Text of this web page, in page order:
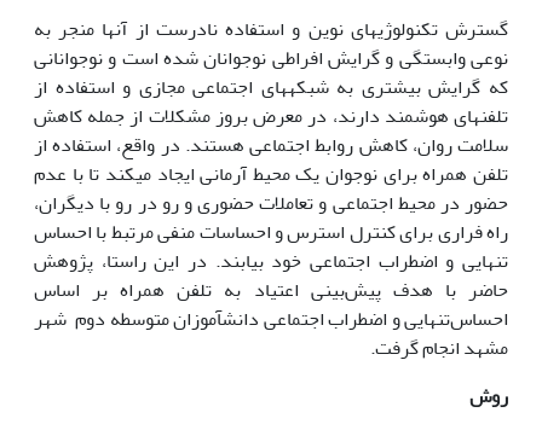
گسترش تکنولوژی­های نوین و استفاده نادرست از آنها منجر به
نوعی وابستگی و گرایش افراطی نوجوانان شده است و نوجوانانی
که گرایش بیشتری به شبکه­های اجتماعی مجازی و استفاده از
تلفن­های هوشمند دارند، در معرض بروز مشکلات از جمله کاهش
سلامت روان، کاهش روابط اجتماعی هستند. در واقع، استفاده از
تلفن همراه برای نوجوان یک محیط آرمانی ایجاد می­کند تا با عدم
حضور در محیط اجتماعی و تعاملات حضوری و رو در رو با دیگران،
راه فراری برای کنترل استرس و احساسات منفی مرتبط با احساس
تنهایی و اضطراب اجتماعی خود بیابند. در این راستا، پژوهش
حاضر با هدف پیش‌بینی اعتیاد به تلفن همراه بر اساس
احساس‌تنهایی و اضطراب اجتماعی دانش­آموزان متوسطه دوم شهر
مشهد انجام گرفت.
روش